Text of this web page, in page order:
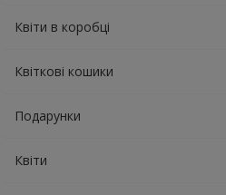
Квіти в коробці
Квіткові кошики
Подарунки
Квіти